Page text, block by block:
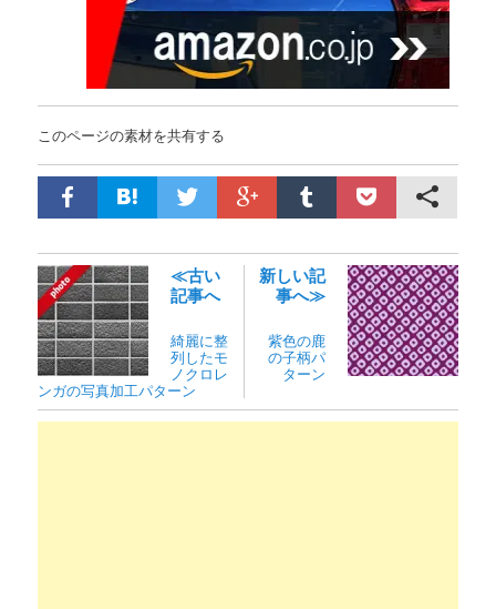
このページの素材を共有する
≪古い
記事へ
綺麗に整
列したモ
ノクロレ
ンガの写真加工パターン
新しい記
事へ≫
紫色の鹿
の子柄パ
ターン